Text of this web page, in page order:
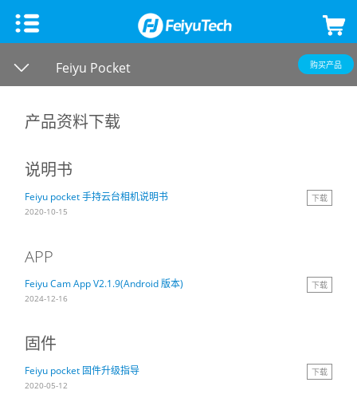
手机稳定器
飞宇蝎子Mini 3手机版
飞宇蝎子-Mini P
Vimble 3
VLOG pocket2
Vimble One
微单单反稳定器
飞宇蝎子3
飞宇蝎子-Mini 2
飞宇蝎子 2
飞宇蝎子-Mini
Feiyu Pocket 3
Feiyu Pocket 2
Feiyu Pocket
Vimble 2A
飞宇无人机
Feiyu Pocket 购买产品
产品资料下载
说明书
Feiyu pocket 手持云台相机说明书
下载
2020-10-15
APP
Feiyu Cam App V2.1.9(Android 版本)
下载
2024-12-16
固件
Feiyu pocket 固件升级指导
下载
2020-05-12